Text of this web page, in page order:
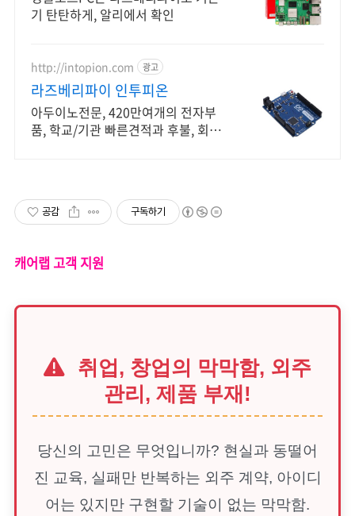
기 탄탄하게, 알리에서 확인
http://intopion.com 광고
라즈베리파이 인투피온
아두이노전문, 420만여개의 전자부
품, 학교/기관 빠른견적과 후불, 회원
공감 구독하기
캐어랩 고객 지원
취업, 창업의 막막함, 외주
관리, 제품 부재!
당신의 고민은 무엇입니까? 현실과 동떨어
진 교육, 실패만 반복하는 외주 계약, 아이디
어는 있지만 구현할 기술이 없는 막막함.